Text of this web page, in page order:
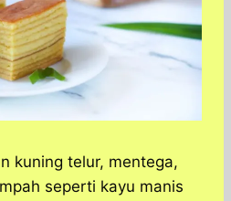
kuning telur, mentega,
seperti kayu manis